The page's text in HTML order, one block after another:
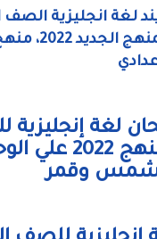
لغة انجليزية الصف
الترم الاول
لغة إنجليزية
الإعدادي منهج
شمس وقمر